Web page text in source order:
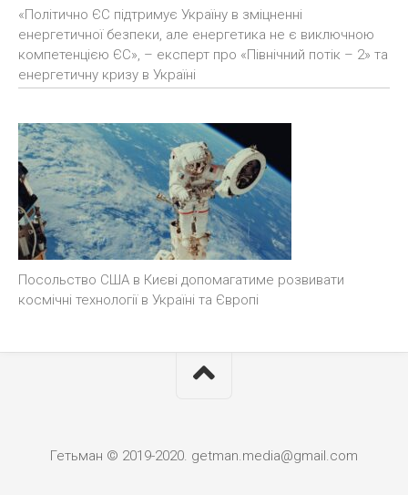
«Політично ЄС підтримує Україну в зміцненні
енергетичної безпеки, але енергетика не є виключною
компетенцією ЄС», – експерт про «Північний потік – 2» та
енергетичну кризу в Україні
Посольство США в Києві допомагатиме розвивати
космічні технології в Україні та Європі
Гетьман © 2019-2020. getman.media@gmail.com